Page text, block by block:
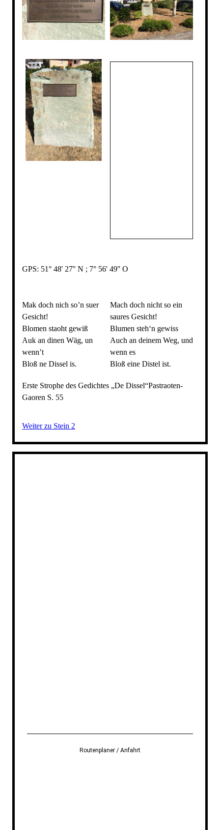
GPS: 51° 48' 27'' N ; 7° 56' 49'' O
Mak doch nich so’n suer
Gesicht!
Blomen staoht gewiß
Auk an dinen Wäg, un
wenn’t
Bloß ne Dissel is.
Mach doch nicht so ein
saures Gesicht!
Blumen steh‘n gewiss
Auch an deinem Weg, und
wenn es
Bloß eine Distel ist.
Erste Strophe des Gedichtes „De Dissel“Pastraoten-
Gaoren S. 55
Weiter zu Stein 2
Routenplaner / Anfahrt